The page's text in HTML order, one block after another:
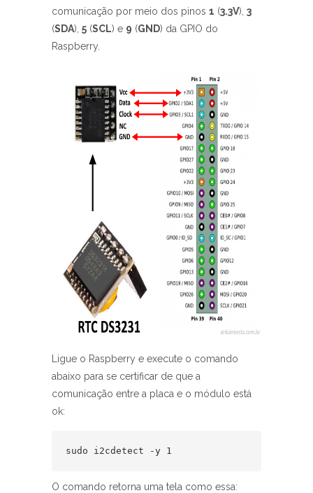
comunicação por meio dos pinos 1 (3.3V), 3
(SDA), 5 (SCL) e 9 (GND) da GPIO do
Raspberry.
Ligue o Raspberry e execute o comando
abaixo para se certificar de que a
comunicação entre a placa e o módulo está
ok:
sudo i2cdetect -y 1
O comando retorna uma tela como essa: